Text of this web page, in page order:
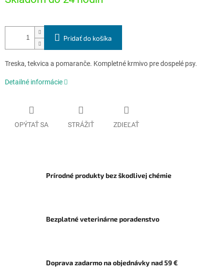
Pridať do košíka
Treska, tekvica a pomaranče. Kompletné krmivo pre dospelé psy.
Detailné informácie
OPÝTAŤ SA STRÁŽIŤ ZDIEĽAŤ
Prírodné produkty bez škodlivej chémie
Bezplatné veterinárne poradenstvo
Doprava zadarmo na objednávky nad 59 €